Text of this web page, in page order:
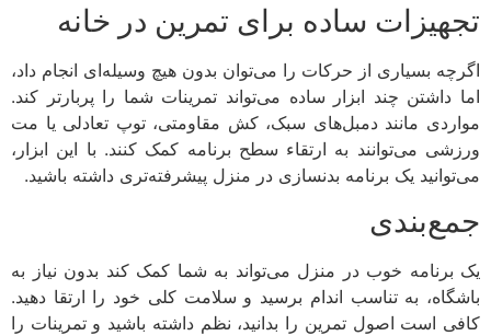
ساده برای تمرین در خانه
بسیاری از حرکات را می‌توان بدون هیچ وسیله‌ای انجام داد،
داشتن چند ابزار ساده می‌تواند تمرینات شما را پربارتر کند.
مانند دمبل‌های سبک، کش مقاومتی، توپ تعادلی یا مت
می‌توانند به ارتقاء سطح برنامه کمک کنند. با این ابزار،
یک برنامه بدنسازی در منزل پیشرفته‌تری داشته باشید.
خوب در منزل می‌تواند به شما کمک کند بدون نیاز به
به تناسب اندام برسید و سلامت کلی خود را ارتقا دهید.
است اصول تمرین را بدانید، نظم داشته باشید و تمرینات را